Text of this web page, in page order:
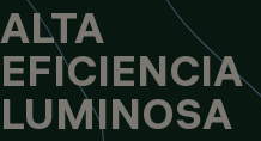
ALTA
EFICIENCIA
LUMINOSA